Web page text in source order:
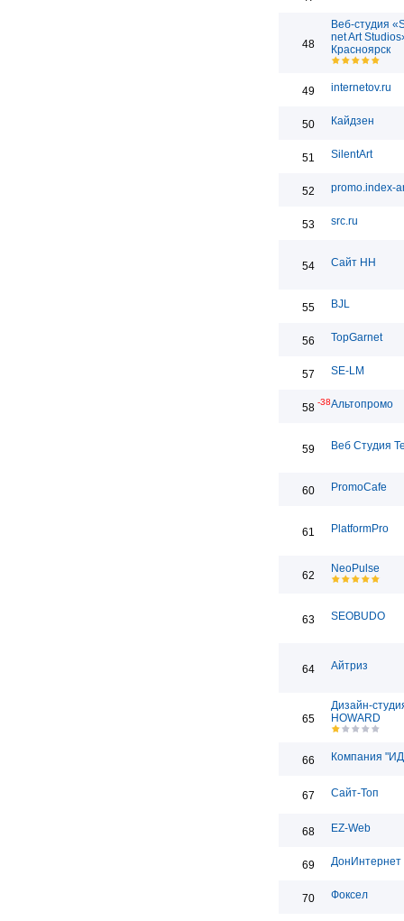
48
Веб-студия
net Art
Красноярск
49 internetov.ru
50 Кайдзен
51 SilentArt
52 promo.index-
53 src.ru
54 Сайт НН
55 BJL
56 TopGarnet
57 SE-LM
58 -38Альтопромо
59 Веб Студия
60 PromoCafe
61 PlatformPro
62
NeoPulse
63 SEOBUDO
64 Айтриз
65
Дизайн-
HOWARD
66 Компания
67 Сайт-Топ
68 EZ-Web
69 ДонИнтернет
70 Фоксел